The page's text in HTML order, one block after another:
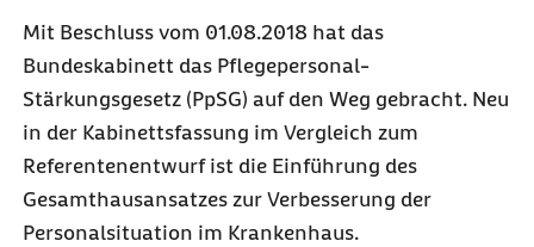
Mit Beschluss vom 01.08.2018 hat das
Bundeskabinett das Pflegepersonal-
Stärkungsgesetz (PpSG) auf den Weg gebracht. Neu
in der Kabinettsfassung im Vergleich zum
Referentenentwurf ist die Einführung des
Gesamthausansatzes zur Verbesserung der
Personalsituation im Krankenhaus.